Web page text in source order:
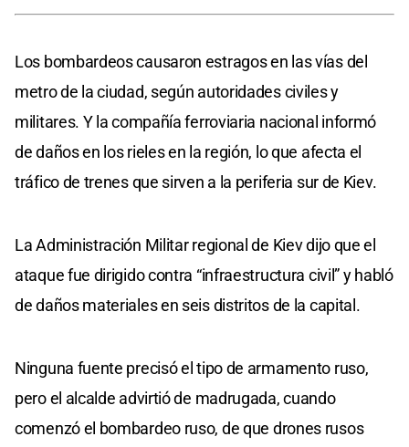
Los bombardeos causaron estragos en las vías del
metro de la ciudad, según autoridades civiles y
militares. Y la compañía ferroviaria nacional informó
de daños en los rieles en la región, lo que afecta el
tráfico de trenes que sirven a la periferia sur de Kiev.
La Administración Militar regional de Kiev dijo que el
ataque fue dirigido contra “infraestructura civil” y habló
de daños materiales en seis distritos de la capital.
Ninguna fuente precisó el tipo de armamento ruso,
pero el alcalde advirtió de madrugada, cuando
comenzó el bombardeo ruso, de que drones rusos